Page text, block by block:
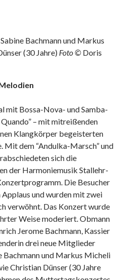
Bachmann und Markus
(30 Jahre) Foto © Doris
mit Bossa-Nova- und Samba-
– mit mitreißenden
Klangkörper begeisterten
Mit dem “Andulka-Marsch” und
sich die
der Harmoniemusik Stallehr-
Die Besucher
und wurden mit zwei
verwöhnt. Das Konzert wurde
Weise moderiert. Obmann
Jerome Bachmann, Kassier
drei neue Mitglieder
Bachmann und Markus Micheli
Christian Dünser (30 Jahre